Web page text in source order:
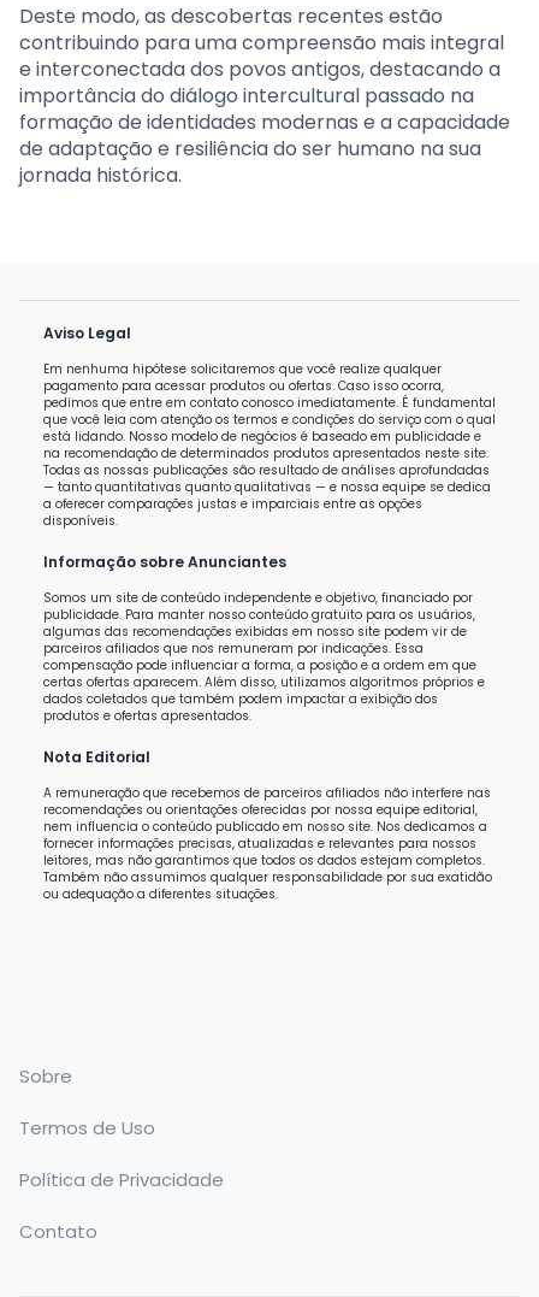
Deste modo, as descobertas recentes estão
contribuindo para uma compreensão mais integral
e interconectada dos povos antigos, destacando a
importância do diálogo intercultural passado na
formação de identidades modernas e a capacidade
de adaptação e resiliência do ser humano na sua
jornada histórica.
Aviso Legal
Em nenhuma hipótese solicitaremos que você realize qualquer
pagamento para acessar produtos ou ofertas. Caso isso ocorra,
pedimos que entre em contato conosco imediatamente. É fundamental
que você leia com atenção os termos e condições do serviço com o qual
está lidando. Nosso modelo de negócios é baseado em publicidade e
na recomendação de determinados produtos apresentados neste site.
Todas as nossas publicações são resultado de análises aprofundadas
— tanto quantitativas quanto qualitativas — e nossa equipe se dedica
a oferecer comparações justas e imparciais entre as opções
disponíveis.
Informação sobre Anunciantes
Somos um site de conteúdo independente e objetivo, financiado por
publicidade. Para manter nosso conteúdo gratuito para os usuários,
algumas das recomendações exibidas em nosso site podem vir de
parceiros afiliados que nos remuneram por indicações. Essa
compensação pode influenciar a forma, a posição e a ordem em que
certas ofertas aparecem. Além disso, utilizamos algoritmos próprios e
dados coletados que também podem impactar a exibição dos
produtos e ofertas apresentados.
Nota Editorial
A remuneração que recebemos de parceiros afiliados não interfere nas
recomendações ou orientações oferecidas por nossa equipe editorial,
nem influencia o conteúdo publicado em nosso site. Nos dedicamos a
fornecer informações precisas, atualizadas e relevantes para nossos
leitores, mas não garantimos que todos os dados estejam completos.
Também não assumimos qualquer responsabilidade por sua exatidão
ou adequação a diferentes situações.
Sobre
Termos de Uso
Política de Privacidade
Contato